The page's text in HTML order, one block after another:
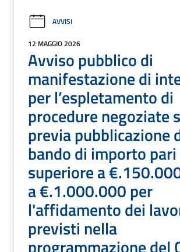
AVVISI
12 MAGGIO 2026
Avviso pubblico di
manifestazione di
per l’espletamento di
procedure negoziate
previa pubblicazione
bando di importo pari
superiore a
a €.1.000.000 per
l'affidamento dei
previsti nella
programmazione del